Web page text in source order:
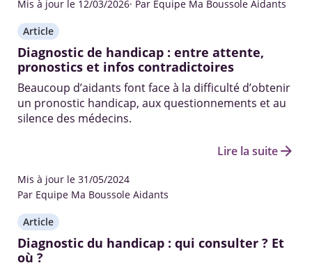
Mis à jour le 12/03/2026· Par Equipe Ma Boussole Aidants
Article
Diagnostic de handicap : entre attente,
pronostics et infos contradictoires
Beaucoup d’aidants font face à la difficulté d’obtenir
un pronostic handicap, aux questionnements et au
silence des médecins.
Lire la suitearrow_forward
Mis à jour le 31/05/2024
Par Equipe Ma Boussole Aidants
Article
Diagnostic du handicap : qui consulter ? Et
où ?